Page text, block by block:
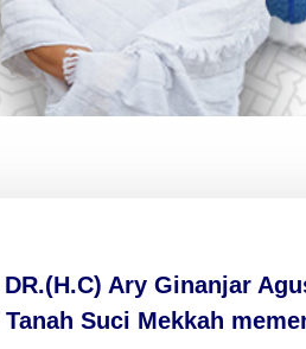
Ary Ginanjar
Tanah Suci Mekkah